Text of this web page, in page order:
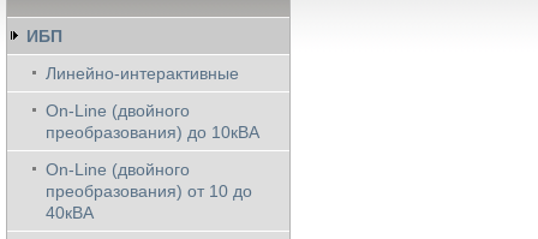
ИБП
Линейно-интерактивные
On-Line (двойного
преобразования) до 10кВА
On-Line (двойного
преобразования) от 10 до
40кВА